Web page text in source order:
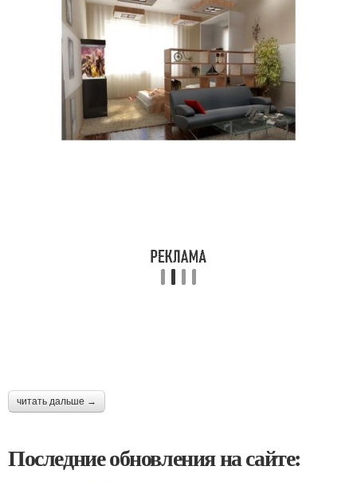
читать дальше →
Последние обновления на сайте: